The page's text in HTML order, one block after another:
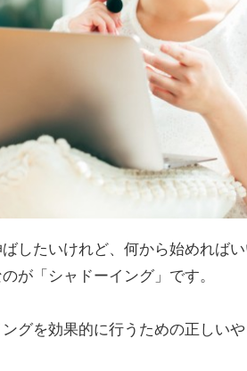
したいけれど、何から始めれば
「シャドーイング」です。
グを効果的に行うための正しい